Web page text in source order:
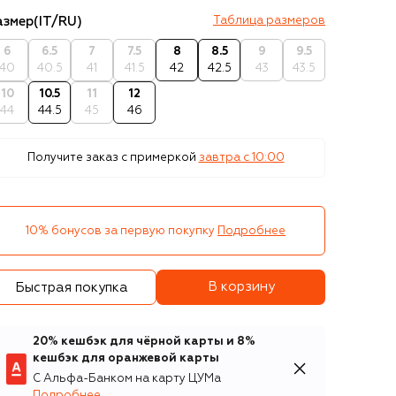
(IT/RU) Таблица размеров
6
40
6.5
40.5
7
41
7.5
41.5
8
42
8.5
42.5
9
43
9.5
43.5
10
44
10.5
44.5
11
45
12
46
Получите заказ с примеркой завтра c 10:00
10% бонусов за первую покупку Подробнее
Быстрая покупка В корзину
20% кешбэк для чёрной карты и 8%
кешбэк для оранжевой карты
С Альфа-Банком на карту ЦУМа